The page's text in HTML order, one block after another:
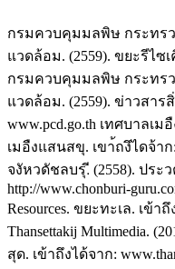
กรมควบคุมมลพิษ กระทร
แวดล้อม. (2559). ขยะรีไซเ
กรมควบคุมมลพิษ กระทร
แวดล้อม. (2559). ข่าวสาร
www.pcd.go.th เทศบาลเ
เมอืงแสนสขุ. เขา้ถงึไดจ้าก
จงัหวดัชลบรุ.ี (2558). ประ
http://www.chonburi-
Resources. ขยะทะเล. เข้า
Thansettakij Multimedia.
สุด. เข้าถึงได้จาก: